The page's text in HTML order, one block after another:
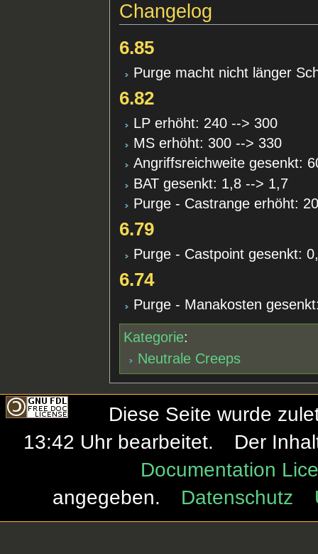
Changelog
6.85
Purge macht nicht länger
6.82
LP erhöht: 240 --> 300
MS erhöht: 300 --> 330
Angriffsreichweite gesenkt:
BAT gesenkt: 1,8 --> 1,7
Purge - Castrange erhöht:
6.79
Purge - Castpoint gesenkt:
6.74
Purge - Manakosten
Kategorie:
Neutrale Creeps
Diese Seite wurde
13:42 Uhr bearbeitet.
Der
Documentation
angegeben.
Datenschutz